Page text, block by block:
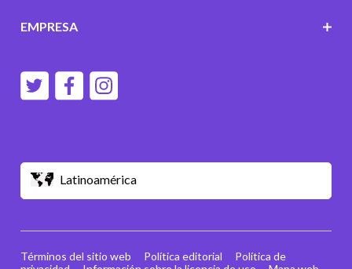
Latinoamérica
EMPRESA
Términos del sitio web Política editorial
Política de